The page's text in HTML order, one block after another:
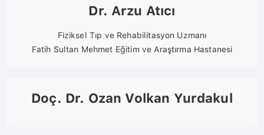
Dr. Arzu Atıcı
Fiziksel Tıp ve Rehabilitasyon Uzmanı
Fatih Sultan Mehmet Eğitim ve Araştırma Hastanesi
Doç. Dr. Ozan Volkan Yurdakul